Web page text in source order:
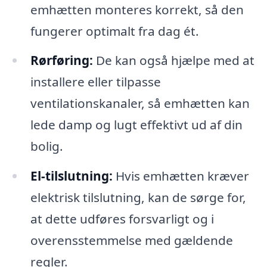
emhætten monteres korrekt, så den
fungerer optimalt fra dag ét.
Rørføring: De kan også hjælpe med at
installere eller tilpasse
ventilationskanaler, så emhætten kan
lede damp og lugt effektivt ud af din
bolig.
El-tilslutning: Hvis emhætten kræver
elektrisk tilslutning, kan de sørge for,
at dette udføres forsvarligt og i
overensstemmelse med gældende
regler.